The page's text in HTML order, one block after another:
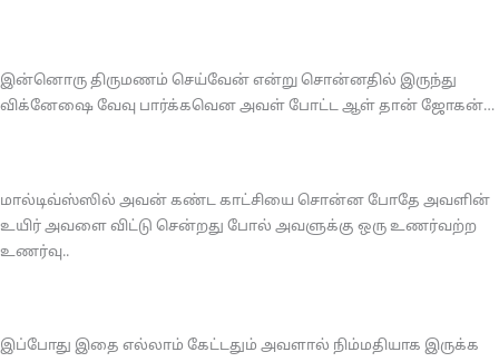
இன்னொரு திருமணம் செய்வேன் என்று சொன்னதில் இருந்து
விக்னேஷை வேவு பார்க்கவென அவள் போட்ட ஆள் தான் ஜோகன்…
மால்டிவ்ஸ்ஸில் அவன் கண்ட காட்சியை சொன்ன போதே அவளின்
உயிர் அவளை விட்டு சென்றது போல் அவளுக்கு ஒரு உணர்வற்ற
உணர்வு..
இப்போது இதை எல்லாம் கேட்டதும் அவளால் நிம்மதியாக இருக்க